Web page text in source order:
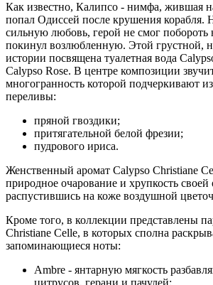
Как известно, Калипсо - нимфа, жившая
попал Одиссей после крушения корабля.
сильную любовь, герой не смог побороть
покинул возлюбленную. Этой грустной,
истории посвящена туалетная вода
Calypso Rose. В центре композиции
многогранность которой подчеркивают
переливы:
пряной гвоздики;
притягательной белой фрезии;
пудрового ириса.
Женственный аромат Calypso Christiane
природное очарование и хрупкость своей
распустившись на коже воздушной
Кроме того, в коллекции представлены
Christiane Celle, в которых сполна
запоминающиеся ноты:
Ambre - янтарную мягкость